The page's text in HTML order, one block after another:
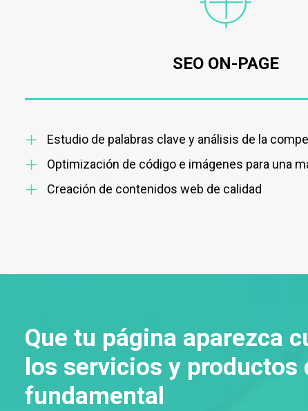
SEO ON-PAGE
Estudio de palabras clave y análisis de la
Optimización de código e imágenes para una
Creación de contenidos web de calidad
Que tu página aparezca
los servicios y
fundamental